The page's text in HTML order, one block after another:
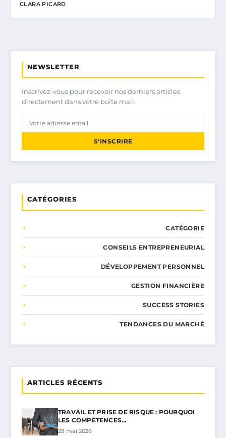
CLARA PICARD
NEWSLETTER
Inscrivez-vous pour recevoir nos derniers articles
directement dans votre boîte mail.
S'INSCRIRE
CATÉGORIES
CATÉGORIE
CONSEILS ENTREPRENEURIAL
DÉVELOPPEMENT PERSONNEL
GESTION FINANCIÈRE
SUCCESS STORIES
TENDANCES DU MARCHÉ
ARTICLES RÉCENTS
TRAVAIL ET PRISE DE RISQUE : POURQUOI
LES COMPÉTENCES…
29 mai 2026